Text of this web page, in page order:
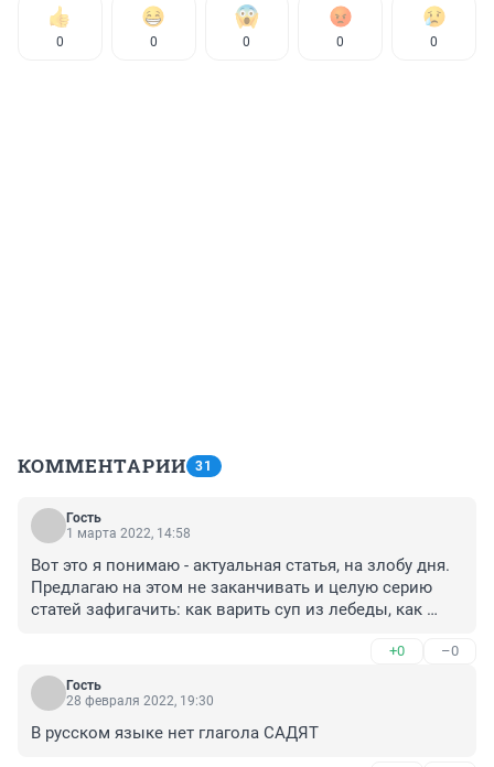
0 0 0 0 0
КОММЕНТАРИИ 31
Гость
1 марта 2022, 14:58
Вот это я понимаю - актуальная статья, на злобу дня.
Предлагаю на этом не заканчивать и целую серию
статей зафигачить: как варить суп из лебеды, как
+0 –0
Гость
28 февраля 2022, 19:30
В русском языке нет глагола САДЯТ